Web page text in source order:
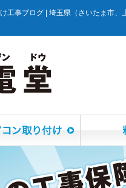
工事ブログ | 埼玉県（さいたま市